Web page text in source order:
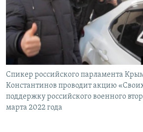
Спикер российского парламента
Константинов проводит акцию
поддержку российского военного
марта 2022 года